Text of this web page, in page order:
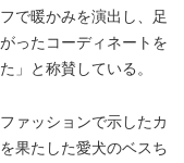
で暖かみを演出し、足
ったコーディネートを
」と称賛している。
ァッションで示したカ
果たした愛犬のベスち